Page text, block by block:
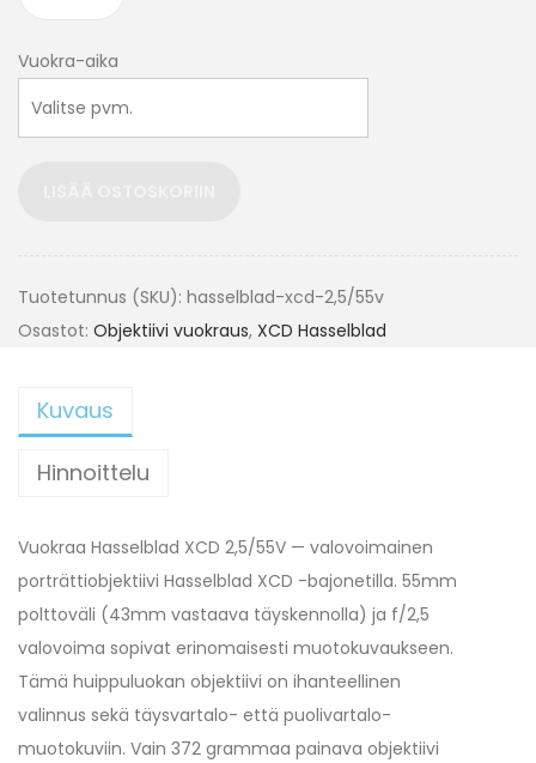
Vuokra-aika
Tuotetunnus (SKU): hasselblad-xcd-2,5/55v
Osastot: Objektiivi vuokraus, XCD Hasselblad
Kuvaus
Hinnoittelu
Vuokraa Hasselblad XCD 2,5/55V — valovoimainen
porträttiobjektiivi Hasselblad XCD -bajonetilla. 55mm
polttoväli (43mm vastaava täyskennolla) ja f/2,5
valovoima sopivat erinomaisesti muotokuvaukseen.
Tämä huippuluokan objektiivi on ihanteellinen
valinnus sekä täysvartalo- että puolivartalo-
muotokuviin. Vain 372 grammaa painava objektiivi